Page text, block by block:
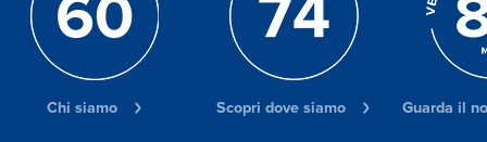
Chi siamo Scopri dove siamo Guarda il